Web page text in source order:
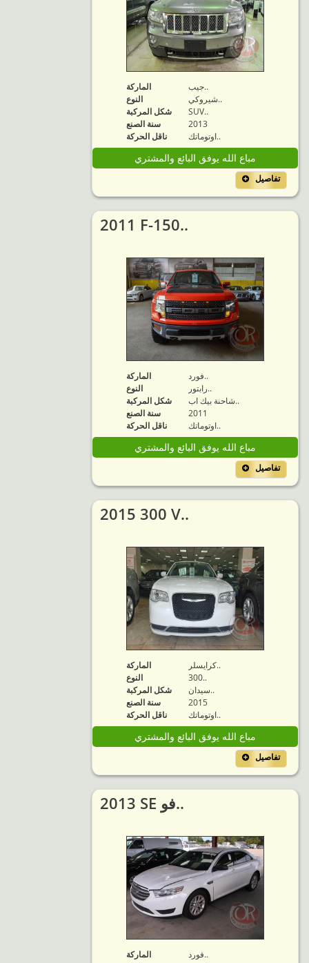
الماركة
جيب..
النوع
شيروكي..
شكل المركبة
SUV..
سنة الصنع
2013
ناقل الحركة
اوتوماتك..
مباع الله يوفق البائع والمشتري
تفاصيل
2011 F-150..
الماركة
فورد..
النوع
رابتور..
شكل المركبة
شاحنة بيك اب..
سنة الصنع
2011
ناقل الحركة
اوتوماتك..
مباع الله يوفق البائع والمشتري
تفاصيل
2015 300 V..
الماركة
كرايسلر..
النوع
300..
شكل المركبة
سيدان..
سنة الصنع
2015
ناقل الحركة
اوتوماتك..
مباع الله يوفق البائع والمشتري
تفاصيل
2013 SE فو..
الماركة
فورد..